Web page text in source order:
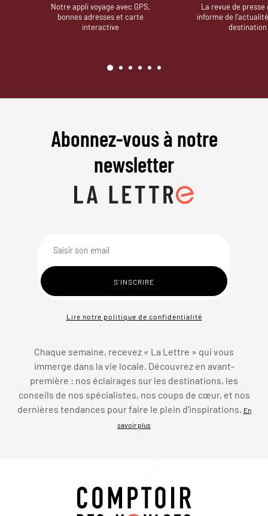
Notre appli voyage avec GPS,
bonnes adresses et carte
interactive
La revue de presse
informe de
destination
Abonnez-vous à notre
newsletter
Lire notre politique de confidentialité
Chaque semaine, recevez « La Lettre » qui vous
immerge dans la vie locale. Découvrez en avant-
première : nos éclairages sur les destinations, les
conseils de nos spécialistes, nos coups de cœur, et nos
dernières tendances pour faire le plein d’inspirations.
En
savoir plus